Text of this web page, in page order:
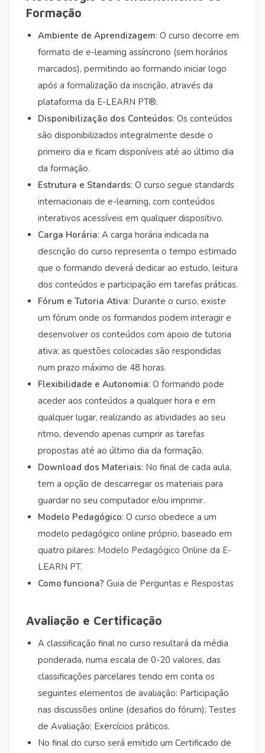
Formação
Ambiente de Aprendizagem: O curso decorre em
formato de e-learning assíncrono (sem horários
marcados), permitindo ao formando iniciar logo
após a formalização da inscrição, através da
plataforma da E-LEARN PT®.
Disponibilização dos Conteúdos: Os conteúdos
são disponibilizados integralmente desde o
primeiro dia e ficam disponíveis até ao último dia
da formação.
Estrutura e Standards: O curso segue standards
internacionais de e-learning, com conteúdos
interativos acessíveis em qualquer dispositivo.
Carga Horária: A carga horária indicada na
descrição do curso representa o tempo estimado
que o formando deverá dedicar ao estudo, leitura
dos conteúdos e participação em tarefas práticas.
Fórum e Tutoria Ativa: Durante o curso, existe
um fórum onde os formandos podem interagir e
desenvolver os conteúdos com apoio de tutoria
ativa; as questões colocadas são respondidas
num prazo máximo de 48 horas.
Flexibilidade e Autonomia: O formando pode
aceder aos conteúdos a qualquer hora e em
qualquer lugar, realizando as atividades ao seu
ritmo, devendo apenas cumprir as tarefas
propostas até ao último dia da formação.
Download dos Materiais: No final de cada aula,
tem a opção de descarregar os materiais para
guardar no seu computador e/ou imprimir.
Modelo Pedagógico: O curso obedece a um
modelo pedagógico online próprio, baseado em
quatro pilares: Modelo Pedagógico Online da E-
LEARN PT.
Como funciona? Guia de Perguntas e Respostas
Avaliação e Certificação
A classificação final no curso resultará da média
ponderada, numa escala de 0-20 valores, das
classificações parcelares tendo em conta os
seguintes elementos de avaliação: Participação
nas discussões online (desafios do fórum); Testes
de Avaliação; Exercícios práticos.
No final do curso será emitido um Certificado de